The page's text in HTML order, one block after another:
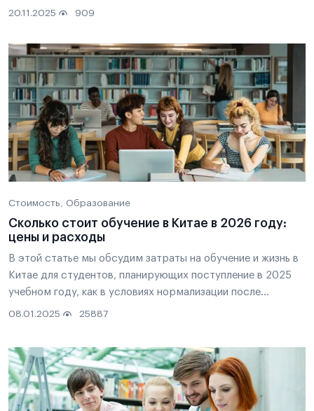
20.11.2025 909
Стоимость Образование
Сколько стоит обучение в Китае в 2026 году:
цены и расходы
В этой статье мы обсудим затраты на обучение и жизнь в
Китае для студентов, планирующих поступление в 2025
учебном году, как в условиях нормализации после
пандемии, так и в контексте текущей экономической
08.01.2025 25887